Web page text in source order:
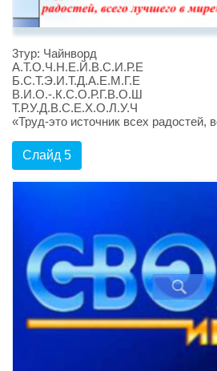
3тур: Чайнворд
А.Т.О.Ч.Н.Е.Й.В.С.И.Р.Е
Б.С.Т.Э.И.Т.Д.А.Е.М.Г.Е
В.И.О.-.К.С.О.Р.Г.В.О.Ш
Т.Р.У.Д.В.С.Е.Х.О.Л.У.Ч
«Труд-это источник всех радостей,
Слайд 5